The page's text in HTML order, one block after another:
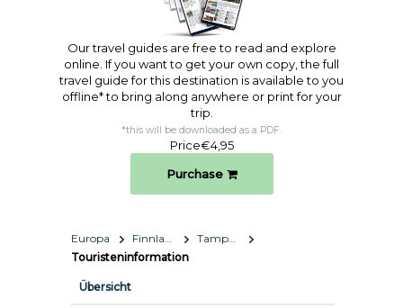
Our travel guides are free to read and explore
online. If you want to get your own copy, the full
travel guide for this destination is available to you
offline* to bring along anywhere or print for your
trip.​
*this will be downloaded as a PDF.
Price€4,95
Purchase
Europa Finnland
Tampere
Touristeninformation
Übersicht